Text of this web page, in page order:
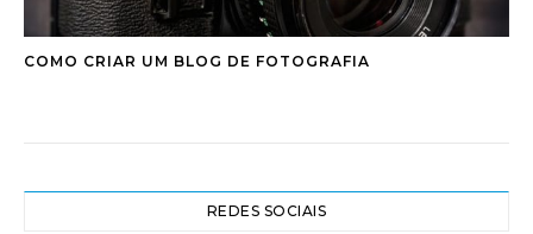
COMO CRIAR UM BLOG DE FOTOGRAFIA
REDES SOCIAIS